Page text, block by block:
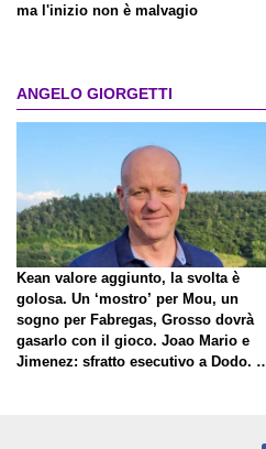
ma l'inizio non è malvagio
ANGELO GIORGETTI
Kean valore aggiunto, la svolta è
golosa. Un ‘mostro’ per Mou, un
sogno per Fabregas, Grosso dovrà
gasarlo con il gioco. Joao Mario e
Jimenez: sfratto esecutivo a Dodo. E